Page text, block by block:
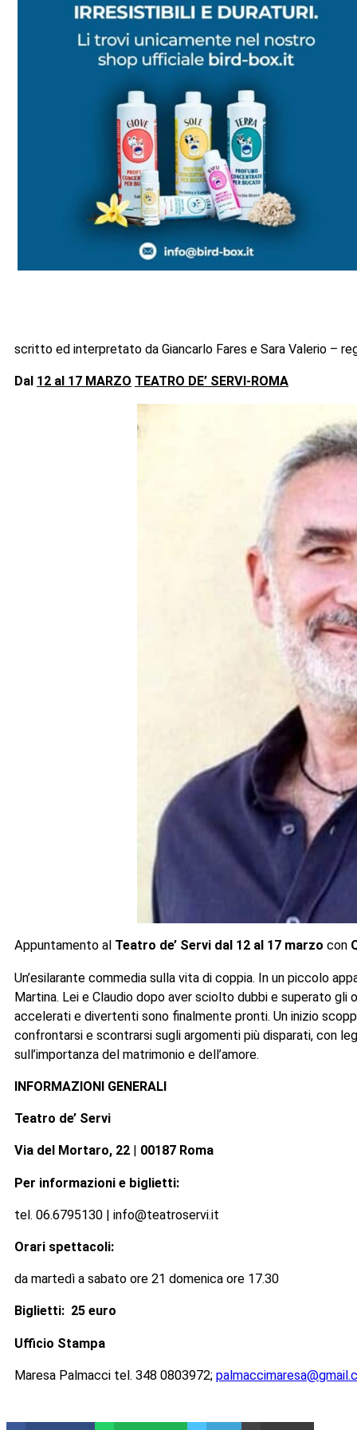
scritto ed interpretato da Giancarlo Fares e Sara Valerio –
Dal 12 al 17 MARZO TEATRO DE’ SERVI-ROMA
Appuntamento al Teatro de’ Servi dal 12 al 17 marzo con
Un’esilarante commedia sulla vita di coppia. In un piccolo
Martina. Lei e Claudio dopo aver sciolto dubbi e superato
accelerati e divertenti sono finalmente pronti. Un inizio
confrontarsi e scontrarsi sugli argomenti più disparati, con
sull’importanza del matrimonio e dell’amore.
INFORMAZIONI GENERALI
Teatro de’ Servi
Via del Mortaro, 22 00187 Roma
Per informazioni e biglietti:
tel. 06.6795130 | info@teatroservi.it
Orari spettacoli:
da martedì a sabato ore 21 domenica ore 17.30
Biglietti: 25 euro
Ufficio Stampa
Maresa Palmacci tel. 348 0803972;